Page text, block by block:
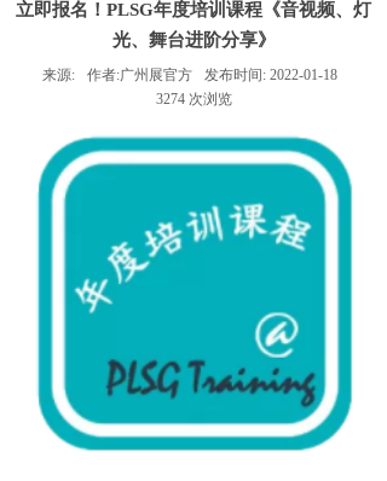
立即报名！PLSG年度培训课程《音视频、灯
光、舞台进阶分享》
来源: 作者:广州展官方 发布时间: 2022-01-18
3274 次浏览